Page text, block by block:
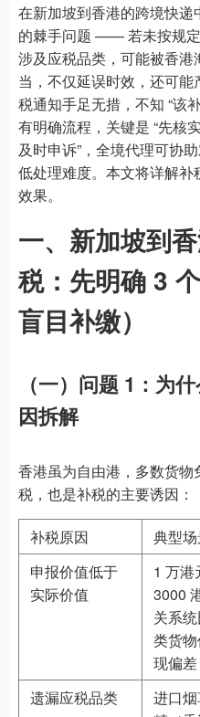
在新加坡到香港的跨境快
的棘手问题 —— 若未按规
涉及应税品类，可能被香
当，不仅延误时效，还可
税通知手足无措，不知 “该
有明确流程，关键是 “先核
及时申诉”，全境代理可协
低处理难度。本文将详解
效果。
一、新加坡到
税：先明确 3
盲目补缴）
（一）问题 1：为
因拆解
香港虽为自由港，多数货
税，也是补税的主要诱因：
补税原因 典型
申报价值低于
实际价值
1 万港
3000
关系
类货
现偏差
遗漏应税品类
进口